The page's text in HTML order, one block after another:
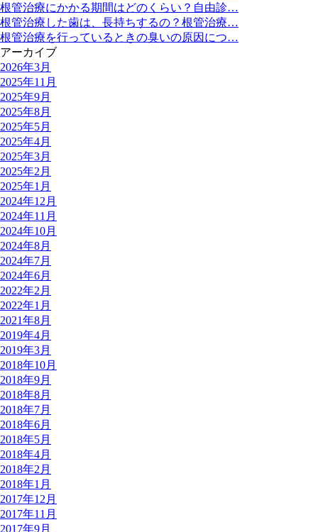
根管治療にかかる期間はどのくらい？自由診…
根管治療した歯は、長持ちするの？根管治療…
根管治療を行っているときの臭いの原因につ…
アーカイブ
2026年3月
2025年11月
2025年9月
2025年8月
2025年5月
2025年4月
2025年3月
2025年2月
2025年1月
2024年12月
2024年11月
2024年10月
2024年8月
2024年7月
2024年6月
2022年2月
2022年1月
2021年8月
2019年4月
2019年3月
2018年10月
2018年9月
2018年8月
2018年7月
2018年6月
2018年5月
2018年4月
2018年2月
2018年1月
2017年12月
2017年11月
2017年9月